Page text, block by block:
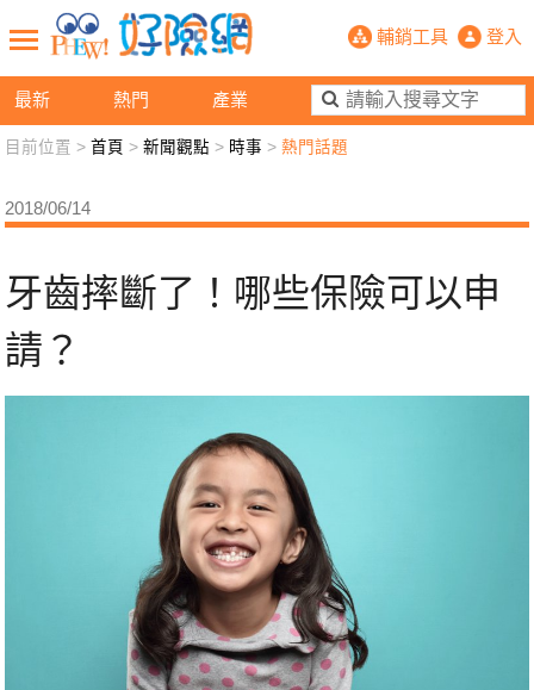
最新 熱門 產業
牙齒摔斷了！哪些保險可以申請？
輔銷工具 登入
新聞觀點 業務交流 好險懂生活
退休先準備 好險學堂 輔銷工具 活動專區
目前位置 >首頁 >新聞觀點 > 時事 >熱門話題
2018/06/14
牙齒摔斷了！哪些保險可以申
請？